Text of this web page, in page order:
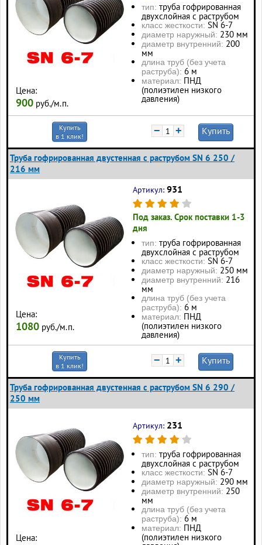
Цена:
900 руб./м.п.
тип: труба гофрированная
двухслойная с раструбом
класс жесткости: SN 6-7
диаметр наружный: 230 мм
диаметр внутренний: 200
мм
длина труб (без учета
раструба): 6 м
материал: ПНД
(полиэтилен низкого
давления)
Купить
в 1 клик!
− + Купить
Труба гофрированная двустенная с раструбом SN 6 250 /
216 мм
Цена:
1080 руб./м.п.
Артикул: 931
Под заказ. Срок поставки 1-3
дня
тип: труба гофрированная
двухслойная с раструбом
класс жесткости: SN 6-7
диаметр наружный: 250 мм
диаметр внутренний: 216
мм
длина труб (без учета
раструба): 6 м
материал: ПНД
(полиэтилен низкого
давления)
Купить
в 1 клик!
− + Купить
Труба гофрированная двустенная с раструбом SN 6 290 /
250 мм
Цена:
Артикул: 231
тип: труба гофрированная
двухслойная с раструбом
класс жесткости: SN 6-7
диаметр наружный: 290 мм
диаметр внутренний: 250
мм
длина труб (без учета
раструба): 6 м
материал: ПНД
(полиэтилен низкого